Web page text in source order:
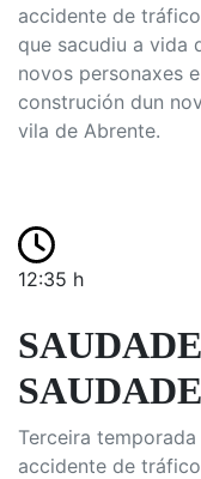
accidente de
que sacudiu a vida
novos personaxes
construción dun
vila de Abrente.
12:35 h
Terceira
accidente de